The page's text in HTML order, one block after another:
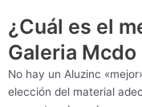
¿Cuál es el
Galeria
No hay un Aluzinc
elección del material